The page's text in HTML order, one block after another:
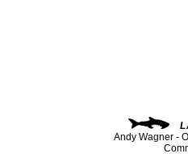
Andy Wagner -